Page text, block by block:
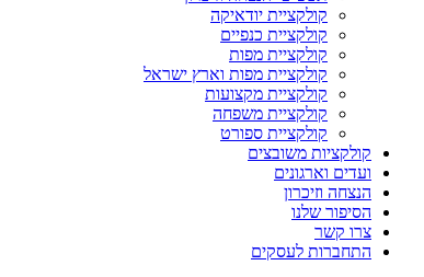
קולקציית יודאיקה
קולקציית כנפיים
קולקציית מפות
קולקציית מפות וארץ ישראל
קולקציית מקצועות
קולקציית משפחה
קולקציית ספורט
קולקציות משובצים
ועדים וארגונים
הנצחה וזיכרון
הסיפור שלנו
צרו קשר
התחברות לעסקים